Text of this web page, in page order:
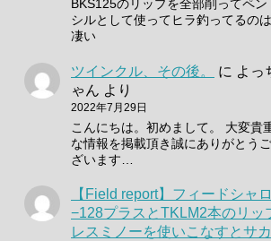
BKS125のリップを全部削ってペン
シルとして使ってヒラ釣ってるのは
凄い
ツインクル、その後。 に よっ
ゃん より
2022年7月29日
こんにちは。初めまして。 大変貴
な情報を掲載頂き誠にありがとうご
ざいます…
【Field report】フィードシャロ
−128プラスとTKLM2本のリッ
レスミノーを使いこなすとサカ